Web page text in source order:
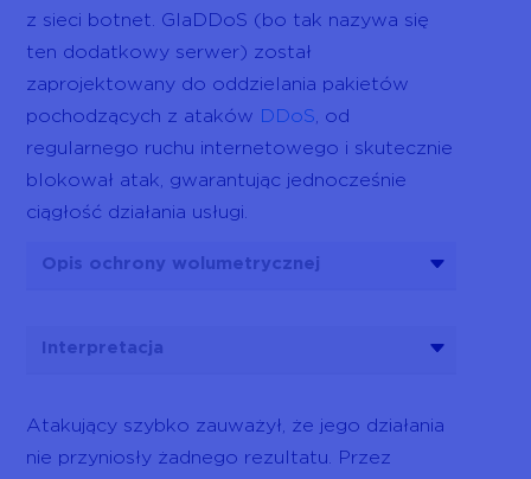
z sieci botnet. GlaDDoS (bo tak nazywa się
ten dodatkowy serwer) został
zaprojektowany do oddzielania pakietów
pochodzących z ataków DDoS, od
regularnego ruchu internetowego i skutecznie
blokował atak, gwarantując jednocześnie
ciągłość działania usługi.
Opis ochrony wolumetrycznej
Interpretacja
Atakujący szybko zauważył, że jego działania
nie przyniosły żadnego rezultatu. Przez